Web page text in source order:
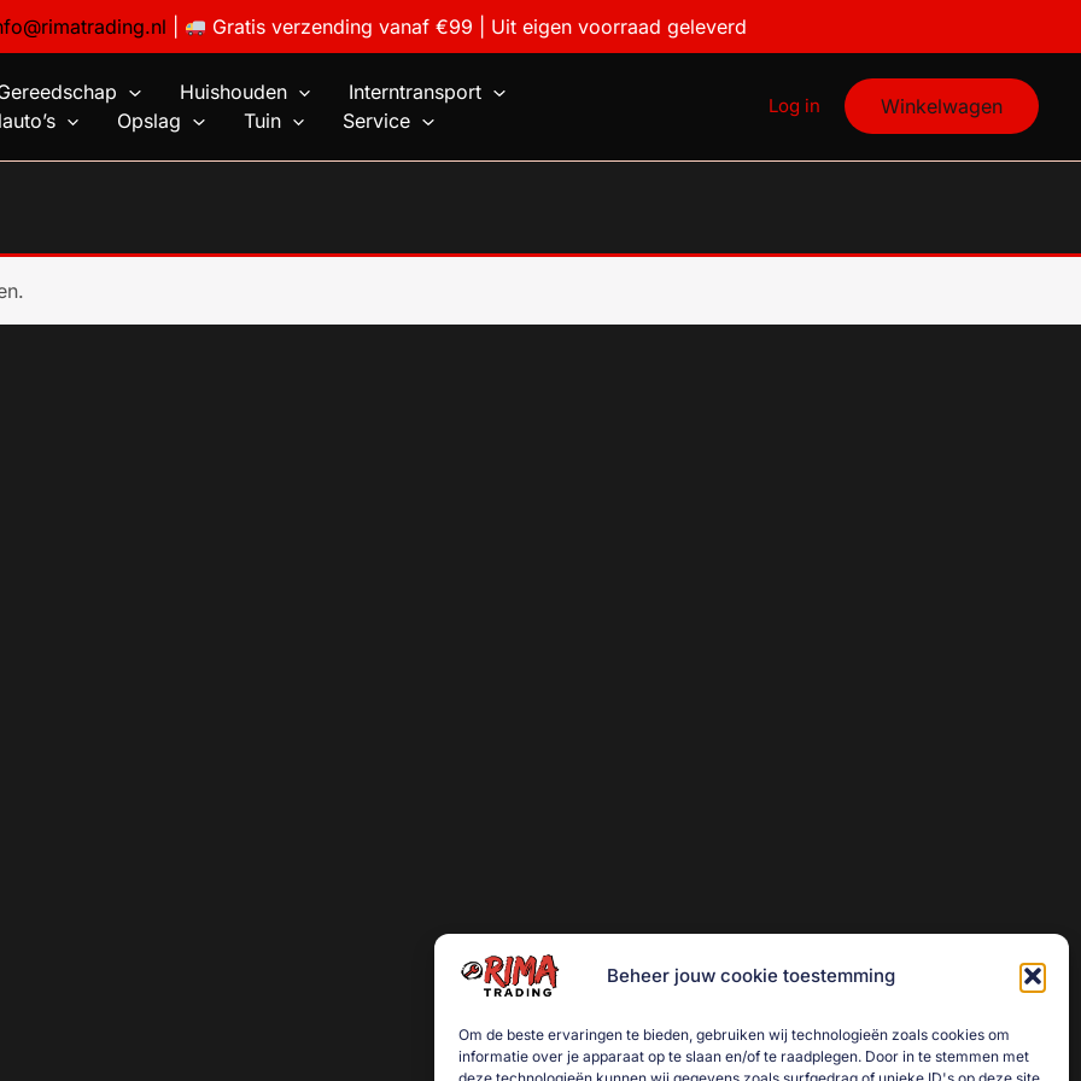
Gratis verzending vanaf €99 | Uit eigen voorraad geleverd
Beheer jouw cookie toestemming
Om de beste ervaringen te bieden, gebruiken wij technologieën zoals cookies om
informatie over je apparaat op te slaan en/of te raadplegen. Door in te stemmen met
Huishouden
Interntransport
Opslag Tuin Service
Log in Winkelwagen